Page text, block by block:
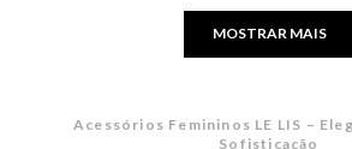
MOSTRAR MAIS
Acessórios Femininos LE LIS –
Sofisticação